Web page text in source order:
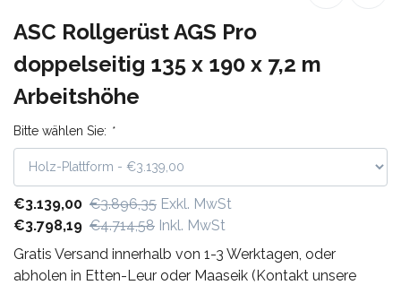
ASC Rollgerüst AGS Pro
doppelseitig 135 x 190 x 7,2 m
Arbeitshöhe
Bitte wählen Sie: *
€3.139,00 €3.896,35 Exkl. MwSt
€3.798,19 €4.714,58 Inkl. MwSt
Gratis Versand innerhalb von 1-3 Werktagen, oder
abholen in Etten-Leur oder Maaseik (Kontakt unsere